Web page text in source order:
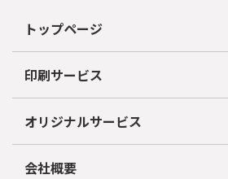
トップページ
印刷サービス
オリジナルサービス
会社概要